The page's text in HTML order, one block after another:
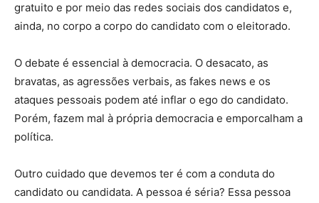
gratuito e por meio das redes sociais dos candidatos e,
ainda, no corpo a corpo do candidato com o eleitorado.
O debate é essencial à democracia. O desacato, as
bravatas, as agressões verbais, as fakes news e os
ataques pessoais podem até inflar o ego do candidato.
Porém, fazem mal à própria democracia e emporcalham a
política.
Outro cuidado que devemos ter é com a conduta do
candidato ou candidata. A pessoa é séria? Essa pessoa